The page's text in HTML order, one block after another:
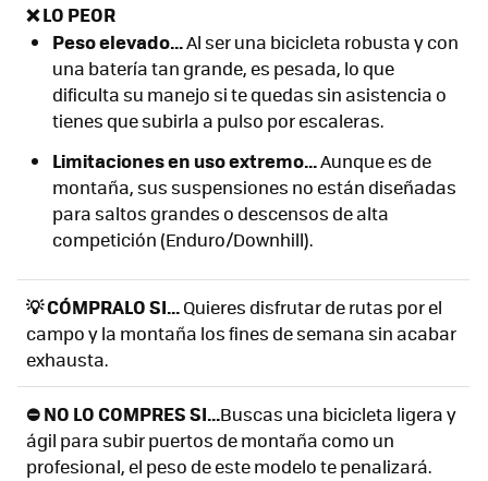
❌ LO PEOR
Peso elevado...Al ser una bicicleta robusta y con
una batería tan grande, es pesada, lo que
dificulta su manejo si te quedas sin asistencia o
tienes que subirla a pulso por escaleras.
Limitaciones en uso extremo...Aunque es de
montaña, sus suspensiones no están diseñadas
para saltos grandes o descensos de alta
competición (Enduro/Downhill).
💡 CÓMPRALO SI...Quieres disfrutar de rutas por el
campo y la montaña los fines de semana sin acabar
exhausta.
⛔ NO LO COMPRES SI...Buscas una bicicleta ligera y
ágil para subir puertos de montaña como un
profesional, el peso de este modelo te penalizará.